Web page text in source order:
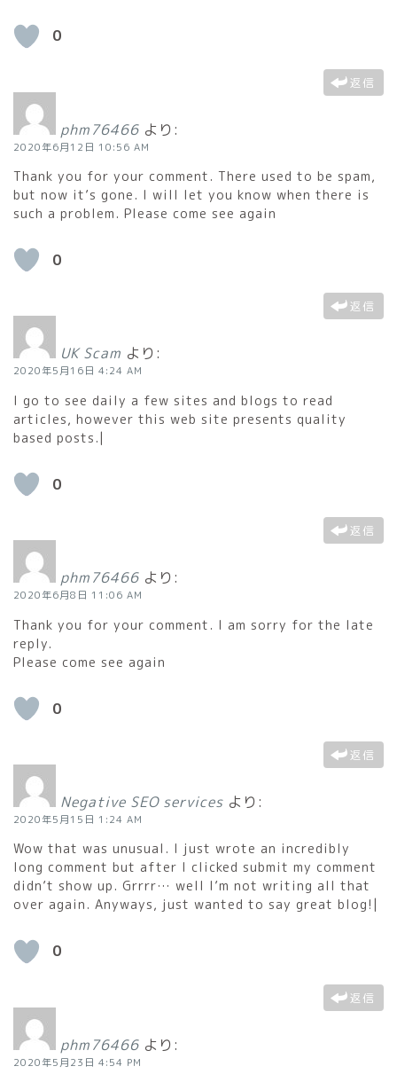
0
返信
phm76466 より:
2020年6月12日 10:56 AM
Thank you for your comment. There used to be spam,
but now it’s gone. I will let you know when there is
such a problem. Please come see again
0
返信
UK Scam より:
2020年5月16日 4:24 AM
I go to see daily a few sites and blogs to read
articles, however this web site presents quality
based posts.|
0
返信
phm76466 より:
2020年6月8日 11:06 AM
Thank you for your comment. I am sorry for the late
reply.
Please come see again
0
返信
Negative SEO services より:
2020年5月15日 1:24 AM
Wow that was unusual. I just wrote an incredibly
long comment but after I clicked submit my comment
didn’t show up. Grrrr… well I’m not writing all that
over again. Anyways, just wanted to say great blog!|
0
返信
phm76466 より:
2020年5月23日 4:54 PM